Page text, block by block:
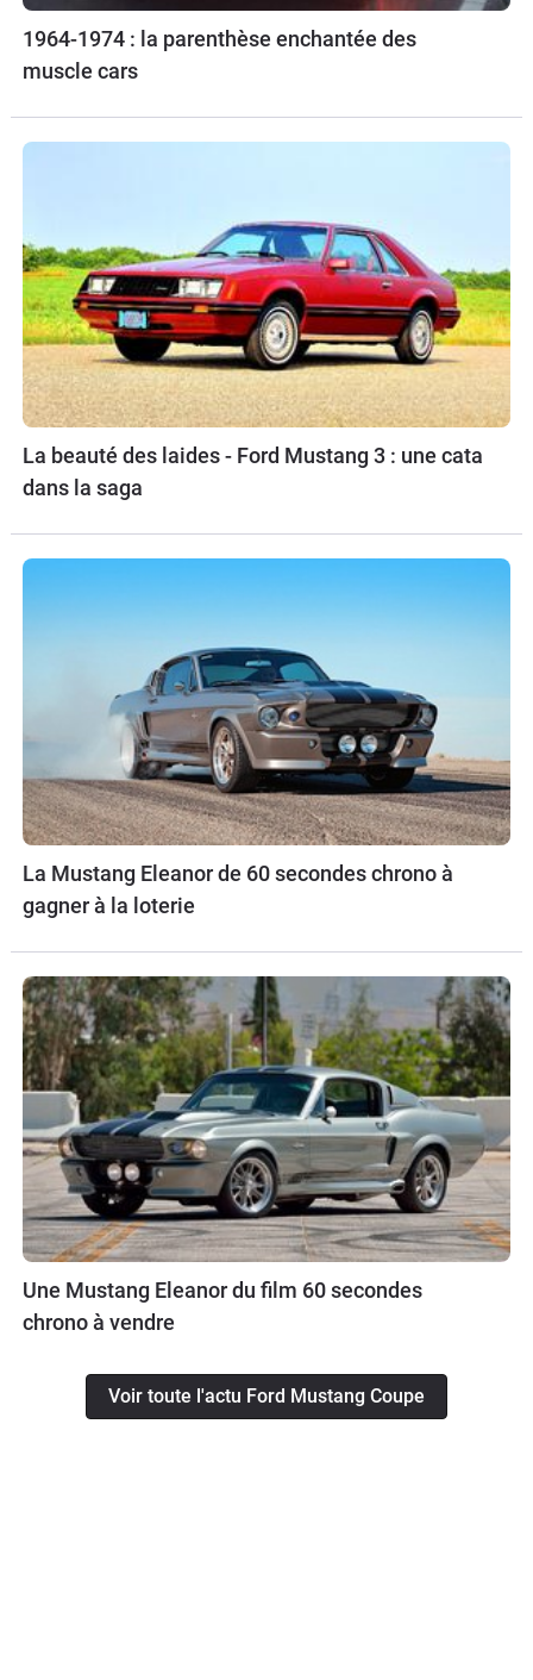
1964-1974 : la parenthèse enchantée des
muscle cars
La beauté des laides - Ford Mustang 3 : une cata
dans la saga
La Mustang Eleanor de 60 secondes chrono à
gagner à la loterie
Une Mustang Eleanor du film 60 secondes
chrono à vendre
Voir toute l'actu Ford Mustang Coupe